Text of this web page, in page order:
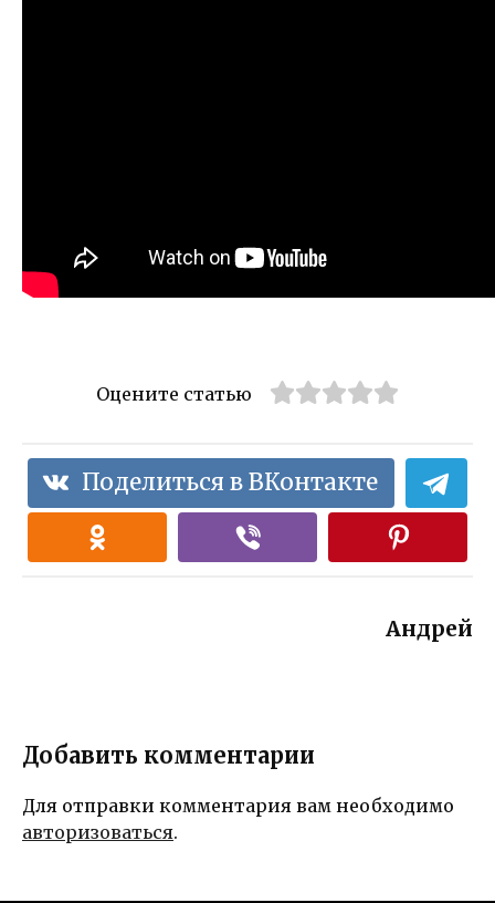
Оцените статью
Поделиться в ВКонтакте
Андрей
Добавить комментарии
Для отправки комментария вам необходимо
авторизоваться.